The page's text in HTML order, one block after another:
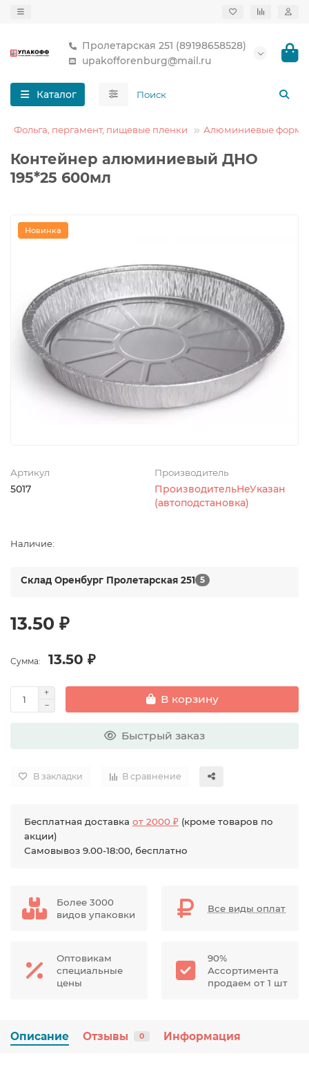
Пролетарская 251 (89198658528)
upakofforenburg@mail.ru
Каталог
Фольга, пергамент, пищевые пленки Алюминиевые формы
Контейнер алюминиевый ДНО
195*25 600мл
Новинка
Артикул
5017
Производитель
ПроизводительНеУказан
(автоподстановка)
Наличие:
Склад Оренбург Пролетарская 251 5
13.50 ₽
Сумма: 13.50 ₽
В корзину
Быстрый заказ
В закладки В сравнение
Бесплатная доставка от 2000 ₽ (кроме товаров по
акции)
Самовывоз 9.00-18:00, бесплатно
Более 3000
видов упаковки
Все виды оплат
Оптовикам
специальные
цены
90%
Ассортимента
продаем от 1 шт
Описание Отзывы 0 Информация